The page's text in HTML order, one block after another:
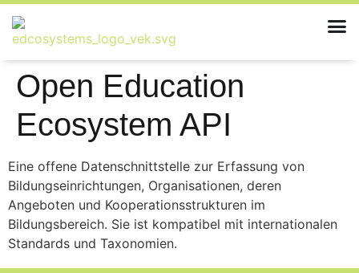
Open Education
Ecosystem API
Eine offene Datenschnittstelle zur Erfassung von
Bildungseinrichtungen, Organisationen, deren
Angeboten und Kooperationsstrukturen im
Bildungsbereich. Sie ist kompatibel mit internationalen
Standards und Taxonomien.